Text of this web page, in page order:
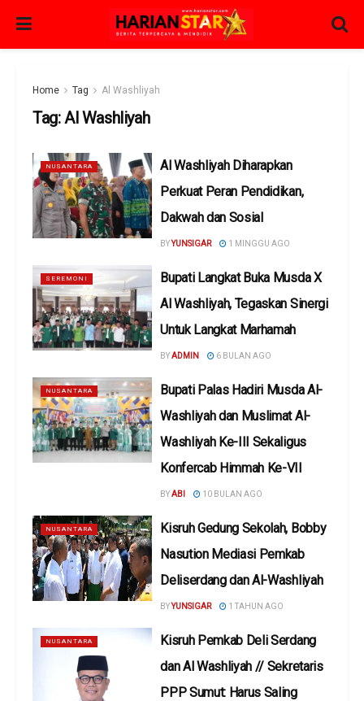
Home Tag Al Washliyah
Tag:Al Washliyah
NUSANTARA
Al Washliyah Diharapkan
Perkuat Peran Pendidikan,
Dakwah dan Sosial
BYYUNSIGAR 1 MINGGU AGO
SEREMONI
Bupati Langkat Buka Musda X
Al Washliyah, Tegaskan Sinergi
Untuk Langkat Marhamah
BYADMIN 6 BULAN AGO
NUSANTARA
Bupati Palas Hadiri Musda Al-
Washliyah dan Muslimat Al-
Washliyah Ke-III Sekaligus
Konfercab Himmah Ke-VII
BYABI 10 BULAN AGO
NUSANTARA
Kisruh Gedung Sekolah, Bobby
Nasution Mediasi Pemkab
Deliserdang dan Al-Washliyah
BYYUNSIGAR 1 TAHUN AGO
NUSANTARA
Kisruh Pemkab Deli Serdang
dan Al Washliyah // Sekretaris
PPP Sumut: Harus Saling